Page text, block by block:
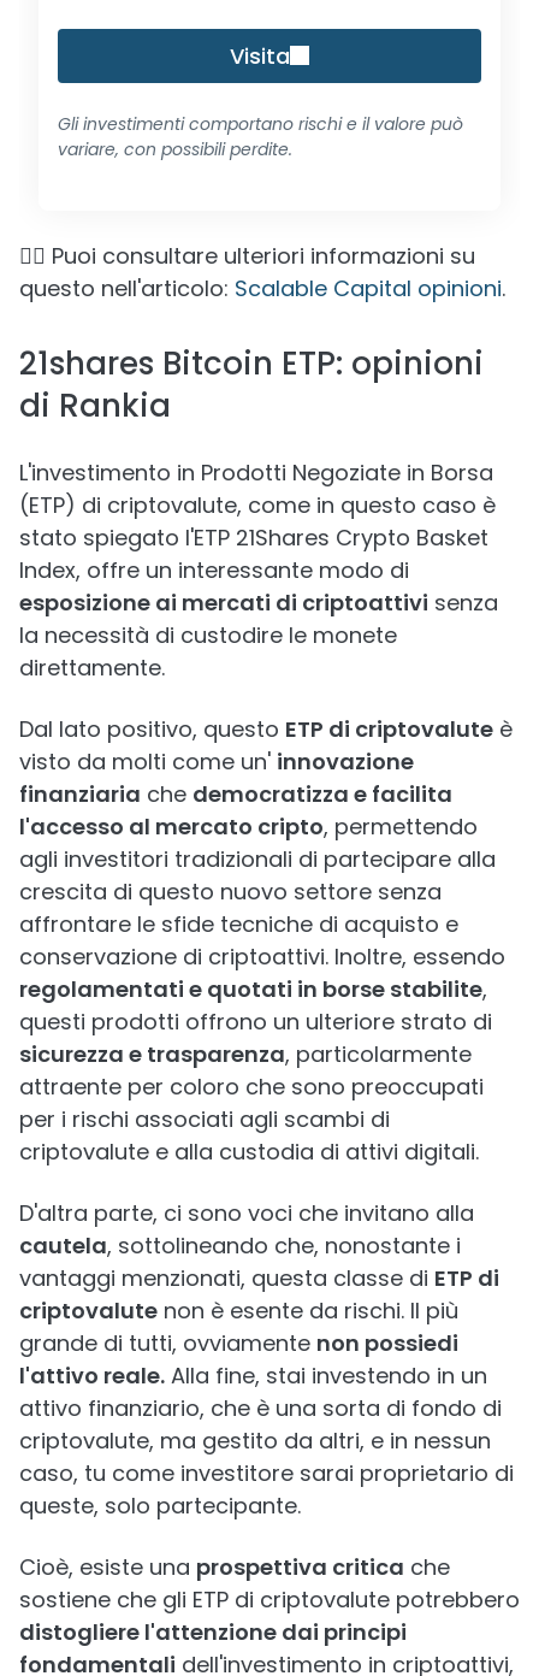
Visita
Gli investimenti comportano rischi e il valore può
variare, con possibili perdite.
👉🏼 Puoi consultare ulteriori informazioni su
questo nell'articolo: Scalable Capital opinioni.
21shares Bitcoin ETP: opinioni
di Rankia
L'investimento in Prodotti Negoziate in Borsa
(ETP) di criptovalute, come in questo caso è
stato spiegato l'ETP 21Shares Crypto Basket
Index, offre un interessante modo di
esposizione ai mercati di criptoattivi senza
la necessità di custodire le monete
direttamente.
Dal lato positivo, questo ETP di criptovalute è
visto da molti come un' innovazione
finanziaria che democratizza e facilita
l'accesso al mercato cripto, permettendo
agli investitori tradizionali di partecipare alla
crescita di questo nuovo settore senza
affrontare le sfide tecniche di acquisto e
conservazione di criptoattivi. Inoltre, essendo
regolamentati e quotati in borse stabilite,
questi prodotti offrono un ulteriore strato di
sicurezza e trasparenza, particolarmente
attraente per coloro che sono preoccupati
per i rischi associati agli scambi di
criptovalute e alla custodia di attivi digitali.
D'altra parte, ci sono voci che invitano alla
cautela, sottolineando che, nonostante i
vantaggi menzionati, questa classe di ETP di
criptovalute non è esente da rischi. Il più
grande di tutti, ovviamente non possiedi
l'attivo reale. Alla fine, stai investendo in un
attivo finanziario, che è una sorta di fondo di
criptovalute, ma gestito da altri, e in nessun
caso, tu come investitore sarai proprietario di
queste, solo partecipante.
Cioè, esiste una prospettiva critica che
sostiene che gli ETP di criptovalute potrebbero
distogliere l'attenzione dai principi
fondamentali dell'investimento in criptoattivi,